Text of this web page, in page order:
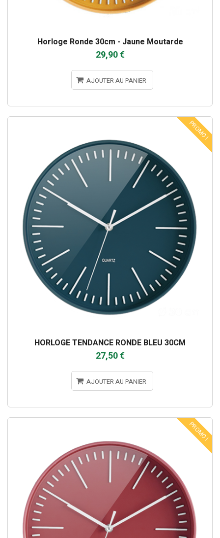
Horloge Ronde 30cm - Jaune Moutarde
29,90 €
AJOUTER AU PANIER
PROMO !
HORLOGE TENDANCE RONDE BLEU 30CM
27,50 €
AJOUTER AU PANIER
PROMO !